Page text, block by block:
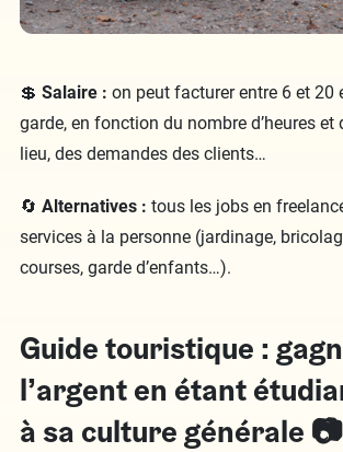
💲 Salaire : on peut facturer entre 6 et 20
garde, en fonction du nombre d’heures et
lieu, des demandes des clients…
🔄 Alternatives : tous les jobs en
services à la personne (jardinage,
courses, garde d’enfants…).
Guide touristique :
l’argent en étant
à sa culture générale 📷